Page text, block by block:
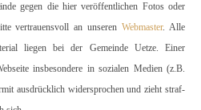
gegen die hier veröffentlichen Fotos oder
vertrauensvoll an unserenWebmaster. Alle
liegen bei der Gemeinde Uetze. Einer
insbesondere in sozialen Medien (z.B.
ausdrücklich widersprochen und zieht straf-